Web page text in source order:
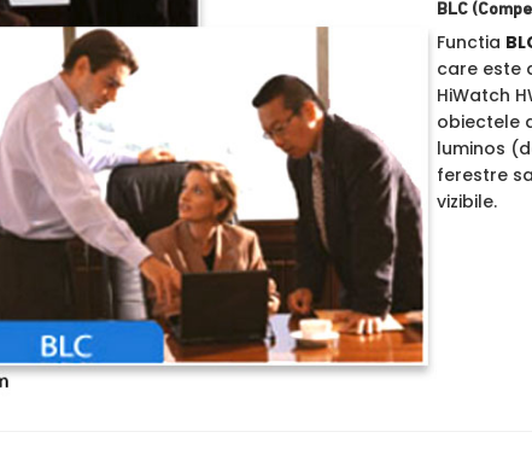
BLC
Functia
care este
HiWatch
obiectele
luminos
ferestre
vizibile.